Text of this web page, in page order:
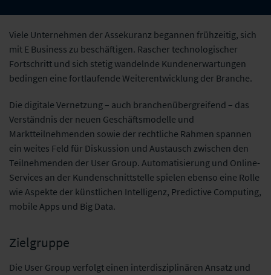
Viele Unternehmen der Assekuranz begannen frühzeitig, sich
mit E Business zu beschäftigen. Rascher technologischer
Fortschritt und sich stetig wandelnde Kundenerwartungen
bedingen eine fortlaufende Weiterentwicklung der Branche.
Die digitale Vernetzung – auch branchenübergreifend – das
Verständnis der neuen Geschäftsmodelle und
Marktteilnehmenden sowie der rechtliche Rahmen spannen
ein weites Feld für Diskussion und Austausch zwischen den
Teilnehmenden der User Group. Automatisierung und Online-
Services an der Kundenschnittstelle spielen ebenso eine Rolle
wie Aspekte der künstlichen Intelligenz, Predictive Computing,
mobile Apps und Big Data.
Zielgruppe
Die User Group verfolgt einen interdisziplinären Ansatz und